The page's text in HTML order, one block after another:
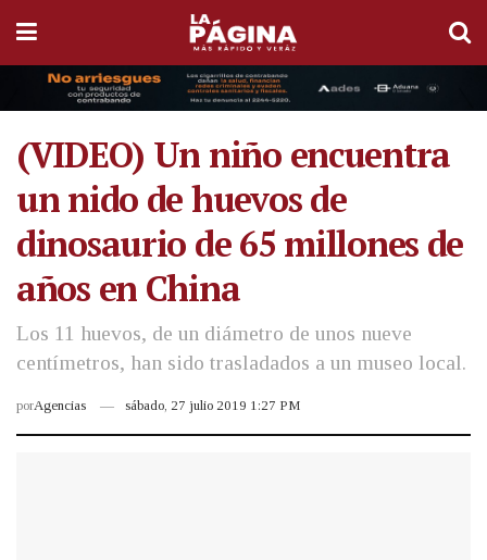
(VIDEO) Un niño encuentra
un nido de huevos de
dinosaurio de 65 millones de
años en China
Los 11 huevos, de un diámetro de unos nueve
centímetros, han sido trasladados a un museo local.
porAgencias sábado, 27 julio 2019 1:27 PM